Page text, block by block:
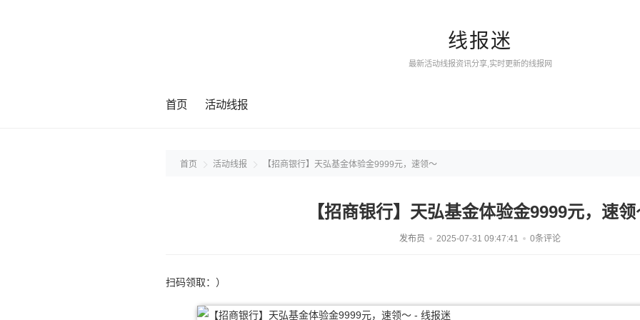
线报迷
最新活动线报资讯分享,实时更新的线报网
首页 活动线报
首页 活动线报 【招商银行】天弘基金体验金9999元，速领～
【招商银行】天弘基金体验金9999元，速领
发布员 2025-07-31 09:47:41 0条评论
扫码领取：）